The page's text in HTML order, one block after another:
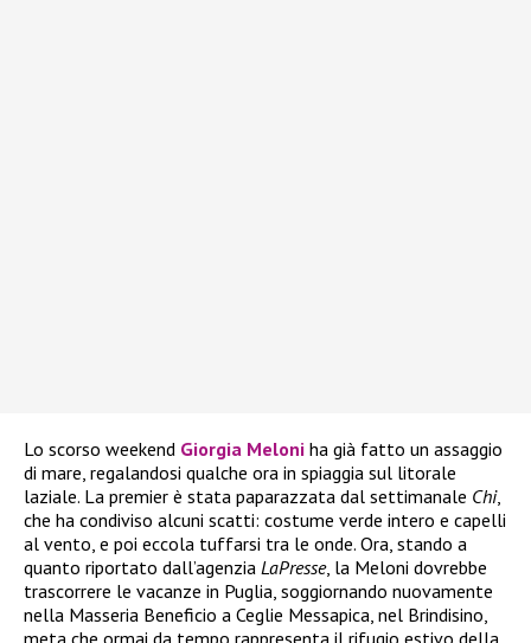
Lo scorso weekend Giorgia Meloni ha già fatto un assaggio
di mare, regalandosi qualche ora in spiaggia sul litorale
laziale. La premier è stata paparazzata dal settimanale Chi,
che ha condiviso alcuni scatti: costume verde intero e capelli
al vento, e poi eccola tuffarsi tra le onde. Ora, stando a
quanto riportato dall’agenzia LaPresse, la Meloni dovrebbe
trascorrere le vacanze in Puglia, soggiornando nuovamente
nella Masseria Beneficio a Ceglie Messapica, nel Brindisino,
meta che ormai da tempo rappresenta il rifugio estivo della